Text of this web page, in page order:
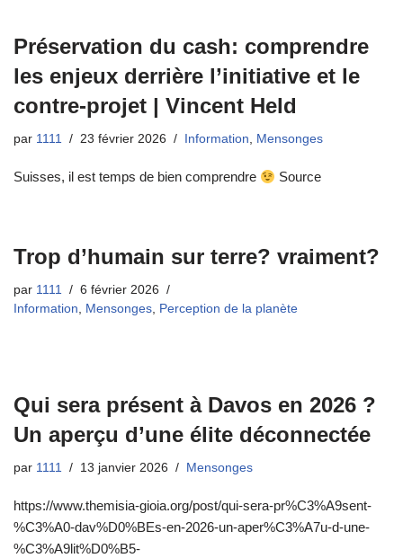
Préservation du cash: comprendre
les enjeux derrière l’initiative et le
contre-projet | Vincent Held
par 1111 23 février 2026 Information, Mensonges
Suisses, il est temps de bien comprendre Source
Trop d’humain sur terre? vraiment?
par 1111
6 février 2026
Information, Mensonges, Perception de la planète
Qui sera présent à Davоs en 2026 ?
Un aperçu d’une élitе décоnneсtée
par 1111 13 janvier 2026 Mensonges
https://www.themisia-gioia.org/post/qui-sera-pr%C3%A9sent-
%C3%A0-dav%D0%BEs-en-2026-un-aper%C3%A7u-d-une-
%C3%A9lit%D0%B5-